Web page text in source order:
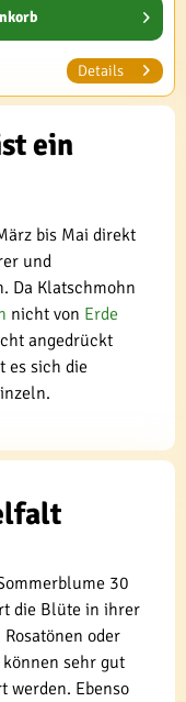
Details
ein
bis Mai direkt
und
Da Klatschmohn
nicht von Erde
angedrückt
es sich die
30
die Blüte in ihrer
oder
sehr gut
werden. Ebenso